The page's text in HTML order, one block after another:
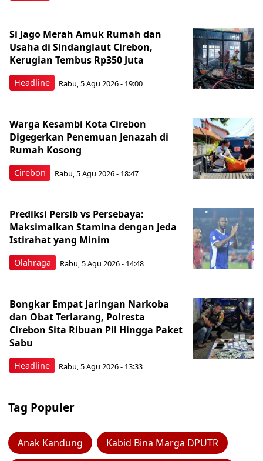
Headline
Si Jago Merah Amuk Rumah dan
Usaha di Sindanglaut Cirebon,
Kerugian Tembus Rp350 Juta
Rabu, 5 Agu 2026 - 19:00
Cirebon
Warga Kesambi Kota Cirebon
Digegerkan Penemuan Jenazah di
Rumah Kosong
Rabu, 5 Agu 2026 - 18:47
Olahraga
Prediksi Persib vs Persebaya:
Maksimalkan Stamina dengan Jeda
Istirahat yang Minim
Rabu, 5 Agu 2026 - 14:48
Headline
Bongkar Empat Jaringan Narkoba
dan Obat Terlarang, Polresta
Cirebon Sita Ribuan Pil Hingga Paket
Sabu
Rabu, 5 Agu 2026 - 13:33
Tag Populer
Anak Kandung Kabid Bina Marga DPUTR